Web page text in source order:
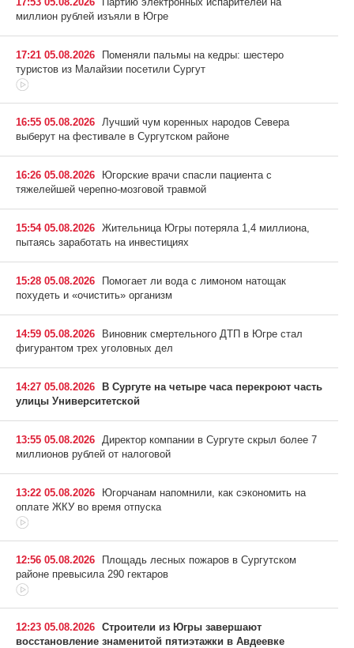
миллион рублей изъяли в Югре
17:21 05.08.2026
Поменяли пальмы на кедры: шестеро
туристов из Малайзии посетили Сургут
16:55 05.08.2026
Лучший чум коренных народов Севера
выберут на фестивале в Сургутском районе
16:26 05.08.2026
Югорские врачи спасли пациента с
тяжелейшей черепно-мозговой травмой
15:54 05.08.2026 Жительница Югры потеряла 1,4 миллиона,
пытаясь заработать на инвестициях
15:28 05.08.2026
Помогает ли вода с лимоном натощак
похудеть и «очистить» организм
14:59 05.08.2026
Виновник смертельного ДТП в Югре стал
фигурантом трех уголовных дел
14:27 05.08.2026 В Сургуте на четыре часа перекроют часть
улицы Университетской
13:55 05.08.2026
Директор компании в Сургуте скрыл более 7
миллионов рублей от налоговой
13:22 05.08.2026
Югорчанам напомнили, как сэкономить на
оплате ЖКУ во время отпуска
12:56 05.08.2026
Площадь лесных пожаров в Сургутском
районе превысила 290 гектаров
12:23 05.08.2026 Строители из Югры завершают
восстановление знаменитой пятиэтажки в Авдеевке